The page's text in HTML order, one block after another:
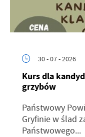
30 - 07 - 2026
Kurs dla
grzybów
Państwowy
Gryfinie w ślad
Państwowego...